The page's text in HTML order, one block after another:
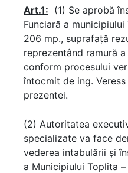
Art.1: (1) Se aprobă
Funciară a
206 mp., suprafață
reprezentând ramură
conform procesului
întocmit de ing.
prezentei.
(2) Autoritatea
specializate va face
vederea intabulării şi
a Municipiului Toplita